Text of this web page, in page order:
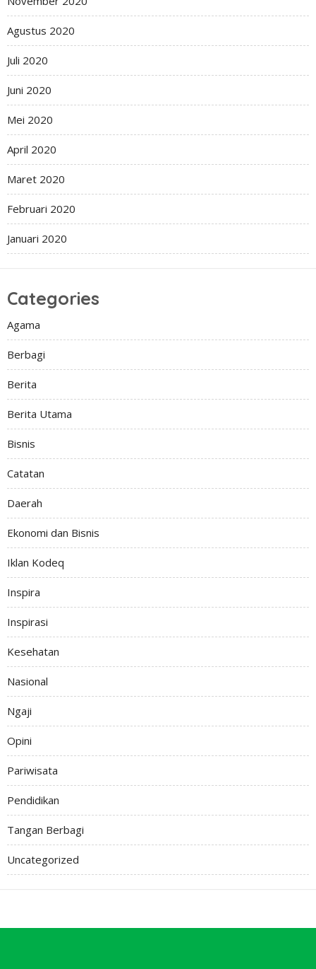
Agustus 2020
Juli 2020
Juni 2020
Mei 2020
April 2020
Maret 2020
Februari 2020
Januari 2020
Categories
Agama
Berbagi
Berita
Berita Utama
Bisnis
Catatan
Daerah
Ekonomi dan Bisnis
Iklan Kodeq
Inspira
Inspirasi
Kesehatan
Nasional
Ngaji
Opini
Pariwisata
Pendidikan
Tangan Berbagi
Uncategorized